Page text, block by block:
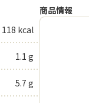
118 kcal
1.1 g
5.7 g
商品情報